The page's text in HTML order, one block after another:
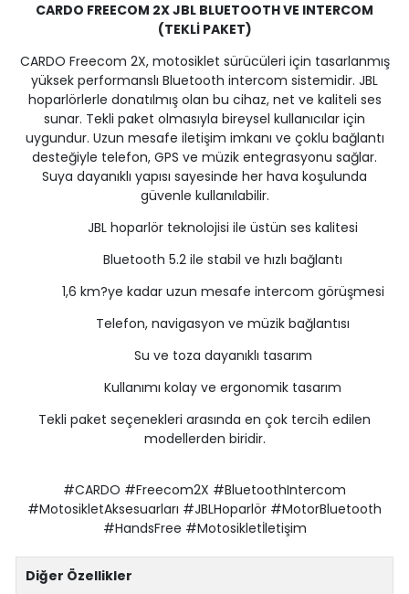
CARDO FREECOM 2X JBL BLUETOOTH VE INTERCOM
(TEKLİ PAKET)
CARDO Freecom 2X, motosiklet sürücüleri için tasarlanmış
yüksek performanslı Bluetooth intercom sistemidir. JBL
hoparlörlerle donatılmış olan bu cihaz, net ve kaliteli ses
sunar. Tekli paket olmasıyla bireysel kullanıcılar için
uygundur. Uzun mesafe iletişim imkanı ve çoklu bağlantı
desteğiyle telefon, GPS ve müzik entegrasyonu sağlar.
Suya dayanıklı yapısı sayesinde her hava koşulunda
güvenle kullanılabilir.
JBL hoparlör teknolojisi ile üstün ses kalitesi
Bluetooth 5.2 ile stabil ve hızlı bağlantı
1,6 km?ye kadar uzun mesafe intercom görüşmesi
Telefon, navigasyon ve müzik bağlantısı
Su ve toza dayanıklı tasarım
Kullanımı kolay ve ergonomik tasarım
Tekli paket seçenekleri arasında en çok tercih edilen
modellerden biridir.
#CARDO #Freecom2X #BluetoothIntercom
#MotosikletAksesuarları #JBLHoparlör #MotorBluetooth
#HandsFree #Motosikletİletişim
Diğer Özellikler